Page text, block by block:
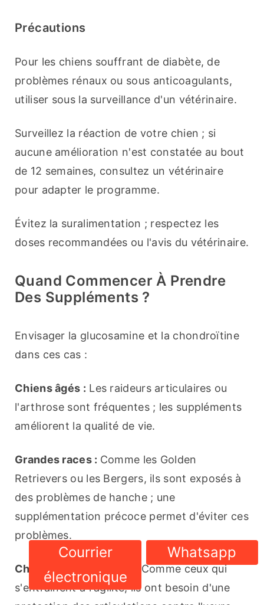
Précautions
Pour les chiens souffrant de diabète, de
problèmes rénaux ou sous anticoagulants,
utiliser sous la surveillance d'un vétérinaire.
Surveillez la réaction de votre chien ; si
aucune amélioration n'est constatée au bout
de 12 semaines, consultez un vétérinaire
pour adapter le programme.
Évitez la suralimentation ; respectez les
doses recommandées ou l'avis du vétérinaire.
Quand Commencer À Prendre
Des Suppléments ?
Envisager la glucosamine et la chondroïtine
dans ces cas :
Chiens âgés : Les raideurs articulaires ou
l'arthrose sont fréquentes ; les suppléments
améliorent la qualité de vie.
Grandes races : Comme les Golden
Retrievers ou les Bergers, ils sont exposés à
des problèmes de hanche ; une
supplémentation précoce permet d'éviter ces
problèmes.
Chiens à forte activité : Comme ceux qui
s'entraînent à l'agilité, ils ont besoin d'une
Courrier
électronique
Whatsapp